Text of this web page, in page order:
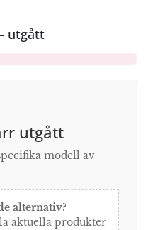
utgått
utgått
modell av
alternativ?
aktuella produkter